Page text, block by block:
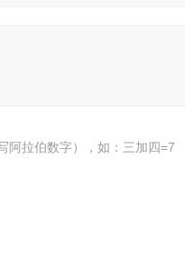
阿拉伯数字），如：三加四=7